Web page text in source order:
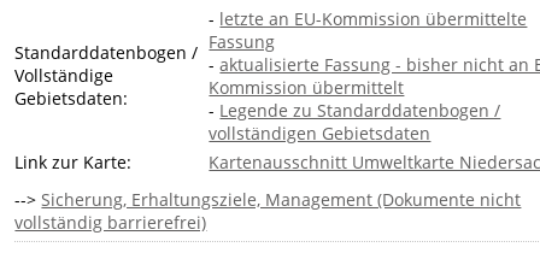
Standarddatenbogen /
Vollständige
Gebietsdaten:
- letzte an EU-Kommission übermittelte
Fassung
-aktualisierte Fassung - bisher nicht an
Kommission übermittelt
- Legende zu Standarddatenbogen /
vollständigen Gebietsdaten
Link zur Karte:
Kartenausschnitt Umweltkarte
-->Sicherung, Erhaltungsziele, Management (Dokumente nicht
vollständig barrierefrei)